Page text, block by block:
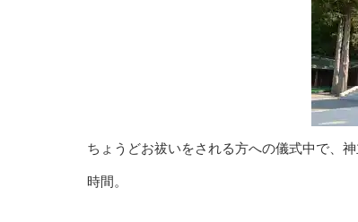
ちょうどお祓いをされる方への儀式中で、
時間。